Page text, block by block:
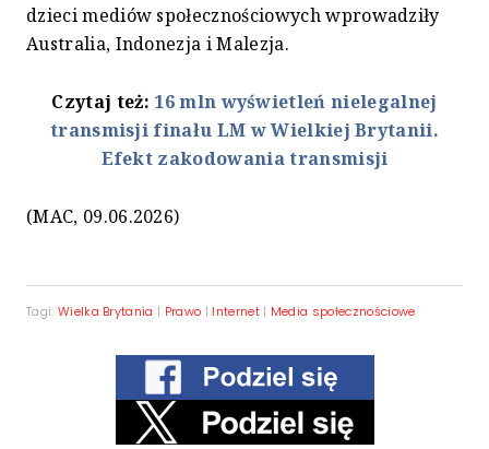
dzieci mediów społecznościowych wprowadziły
Australia, Indonezja i Malezja.
Czytaj też: 16 mln wyświetleń nielegalnej
transmisji finału LM w Wielkiej Brytanii.
Efekt zakodowania transmisji
(MAC, 09.06.2026)
Tagi: Wielka Brytania | Prawo | Internet| Media społecznościowe